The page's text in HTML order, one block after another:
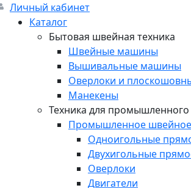
Личный кабинет
Каталог
Бытовая швейная техника
Швейные машины
Вышивальные машины
Оверлоки и
Манекены
Техника для промышленного
Промышленное
Одноигольные
Двухигольные
Оверлоки
Двигатели